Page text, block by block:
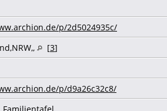
p/2d5024935c/
[3]
p/d9a26c32c8/
Familientafel